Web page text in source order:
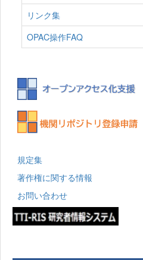
リンク集
OPAC操作FAQ
規定集
著作権に関する情報
お問い合わせ